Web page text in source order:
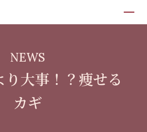
NEWS
り大事！？痩せる
カギ